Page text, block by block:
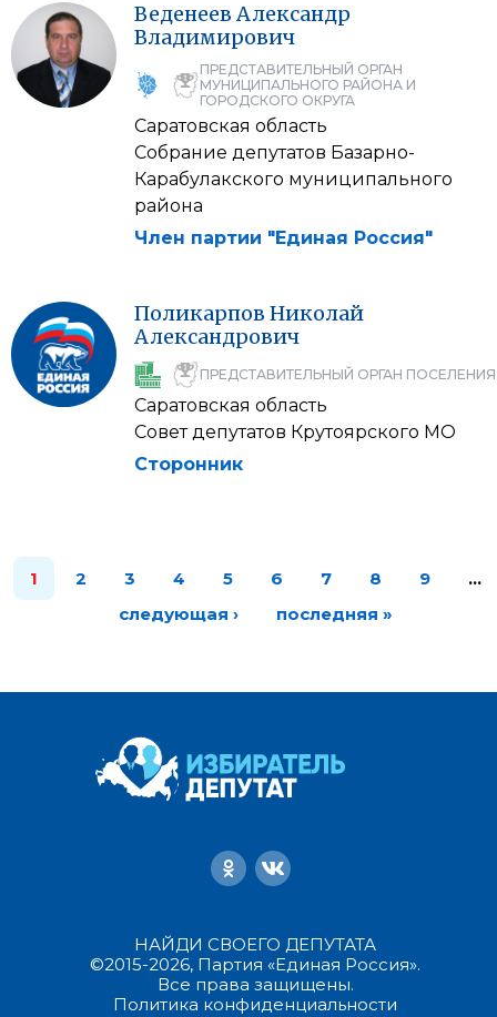
Веденеев Александр
Владимирович
ПРЕДСТАВИТЕЛЬНЫЙ ОРГАН
МУНИЦИПАЛЬНОГО РАЙОНА И
ГОРОДСКОГО ОКРУГА
Саратовская область
Собрание депутатов Базарно-
Карабулакского муниципального
района
Член партии "Единая Россия"
Поликарпов Николай
Александрович
ПРЕДСТАВИТЕЛЬНЫЙ ОРГАН ПОСЕЛЕНИЯ
Саратовская область
Совет депутатов Крутоярского МО
Сторонник
1 2 3 4 5 6 7 8 9
…
следующая ›
последняя »
НАЙДИ СВОЕГО ДЕПУТАТА
©2015-2026, Партия «Единая Россия».
Все права защищены.
Политика конфиденциальности